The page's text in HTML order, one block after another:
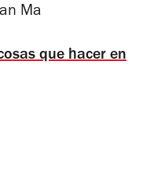
Ma
que hacer en